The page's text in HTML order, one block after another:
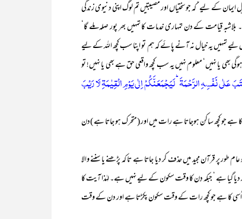
کے لیے‘ کہ جو سختیاں اور مصیبتیں تم لوگ اپنی دنیوی زندگی
قیامت کے دن تمہاری خدمات کا تمہیں بھر پور صلہ ملے گا‘
تمہیں یہ خیال نہ آنے پائے کہ ہم تو اپنا سب کچھ اللہ کے لیے
بھی یا نہیں‘ معلوم نہیں یہ سب کچھ واقعی حق ہے بھی یا نہیں! تو
عَلٰی نَفۡسِہِ الرَّحۡمَۃَ ؕ لَیَجۡمَعَنَّکُمۡ اِلٰی یَوۡمِ الۡقِیٰمَۃِ لَا رَیۡبَ
کا ہے جو کچھ ساکن ہوجاتا ہے رات میں اور (متحرک ہو جاتا ہے )دن
پر قرآن مجید میں حذف کر دیا جاتا ہے تا کہ پڑھنے یا سننے والا
گیا ہے ‘ جبکہ دِن کا وقت سکون کے لیے نہیں ہے۔ لہٰذا آیت کا
اُسی کا ہے جو کچھ رات کے وقت سکون پکڑتا ہے اور دن کے وقت